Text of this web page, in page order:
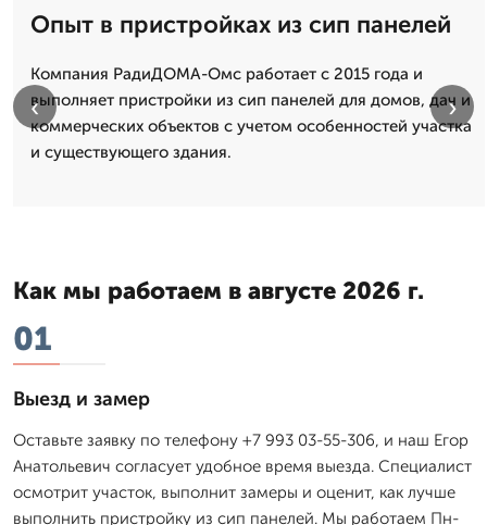
Опыт в пристройках из сип панелей
Компания РадиДОМА-Омс работает с 2015 года и
выполняет пристройки из сип панелей для домов, дач и
коммерческих объектов с учетом особенностей участка
и существующего здания.
‹ ›
Как мы работаем в августе 2026 г.
01
Выезд и замер
Оставьте заявку по телефону +7 993 03-55-306, и наш Егор
Анатольевич согласует удобное время выезда. Специалист
осмотрит участок, выполнит замеры и оценит, как лучше
выполнить пристройку из сип панелей. Мы работаем Пн-